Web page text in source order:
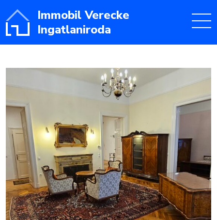
Immobil Verecke
Ingatlaniroda